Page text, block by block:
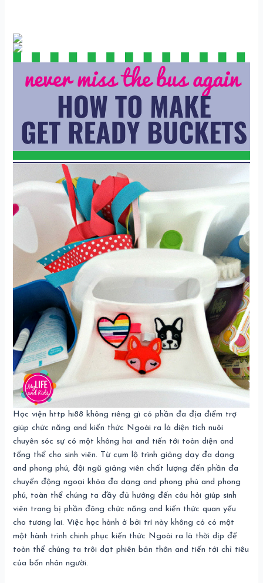
Học viện http hi88 không riêng gì có phần đa địa điểm trợ
giúp chức năng and kiến thức Ngoài ra là diện tích nuôi
chuyên sóc sự có một không hai and tiến tới toàn diện and
tổng thể cho sinh viên. Từ cụm lộ trình giảng dạy đa dạng
and phong phú, đội ngũ giảng viên chất lượng đến phần đa
chuyển động ngoại khóa đa dạng and phong phú and phong
phú, toàn thể chúng ta đầy đủ hướng đến câu hỏi giúp sinh
viên trang bị phần đông chức năng and kiến thức quan yếu
cho tương lai. Việc học hành ở bởi trí này không có có một
một hành trình chinh phục kiến thức Ngoài ra là thời dịp để
toàn thể chúng ta trôi dạt phiên bản thân and tiến tới chỉ tiêu
của bốn nhân người.